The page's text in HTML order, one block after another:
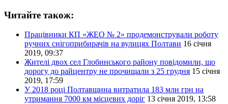
Читайте також:
Працівники КП «ЖЕО № 2» продемонстрували роботу
ручних снігоприбирачів на вулицях Полтави 16 січня
2019, 09:37
Жителі двох сел Глобинського району повідомили, що
дорогу до райцентру не прочищали з 25 грудня 15 січня
2019, 17:59
У 2018 році Полтавщина витратила 183 млн грн на
утримання 7000 км місцевих доріг 13 січня 2019, 13:58